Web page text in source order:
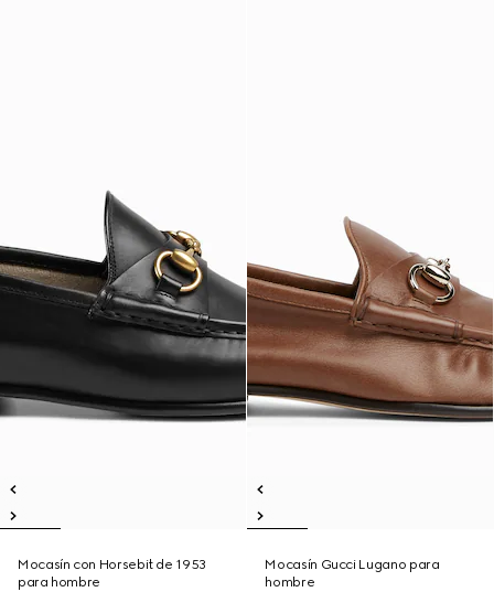
Mocasín con Horsebit de 1953
para hombre
Mocasín Gucci Lugano para
hombre